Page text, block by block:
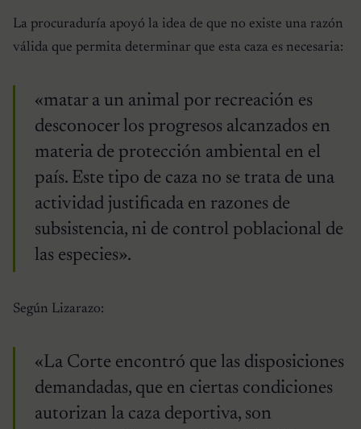
La procuraduría apoyó la idea de que no existe una razón
válida que permita determinar que esta caza es necesaria:
«matar a un animal por recreación es
desconocer los progresos alcanzados en
materia de protección ambiental en el
país. Este tipo de caza no se trata de una
actividad justificada en razones de
subsistencia, ni de control poblacional de
las especies».
Según Lizarazo:
«La Corte encontró que las disposiciones
demandadas, que en ciertas condiciones
autorizan la caza deportiva, son